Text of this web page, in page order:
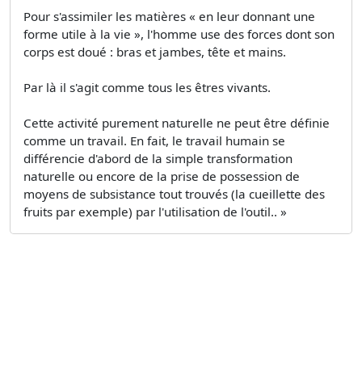
Pour s'assimiler les matières « en leur donnant une
forme utile à la vie », l'homme use des forces dont son
corps est doué : bras et jambes, tête et mains.
Par là il s'agit comme tous les êtres vivants.
Cette activité purement naturelle ne peut être définie
comme un travail. En fait, le travail humain se
différencie d'abord de la simple transformation
naturelle ou encore de la prise de possession de
moyens de subsistance tout trouvés (la cueillette des
fruits par exemple) par l'utilisation de l'outil.. »